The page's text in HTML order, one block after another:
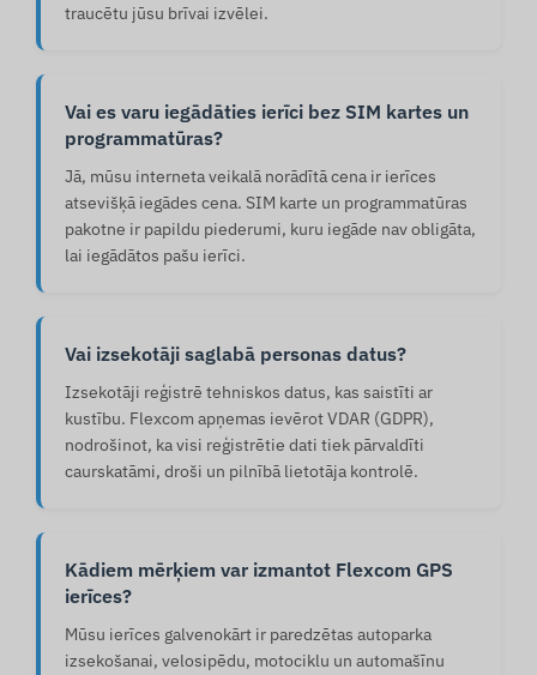
traucētu jūsu brīvai izvēlei.
Vai es varu iegādāties ierīci bez SIM kartes un
programmatūras?
Jā, mūsu interneta veikalā norādītā cena ir ierīces
atsevišķā iegādes cena. SIM karte un programmatūras
pakotne ir papildu piederumi, kuru iegāde nav obligāta,
lai iegādātos pašu ierīci.
Vai izsekotāji saglabā personas datus?
Izsekotāji reģistrē tehniskos datus, kas saistīti ar
kustību. Flexcom apņemas ievērot VDAR (GDPR),
nodrošinot, ka visi reģistrētie dati tiek pārvaldīti
caurskatāmi, droši un pilnībā lietotāja kontrolē.
Kādiem mērķiem var izmantot Flexcom GPS
ierīces?
Mūsu ierīces galvenokārt ir paredzētas autoparka
izsekošanai, velosipēdu, motociklu un automašīnu